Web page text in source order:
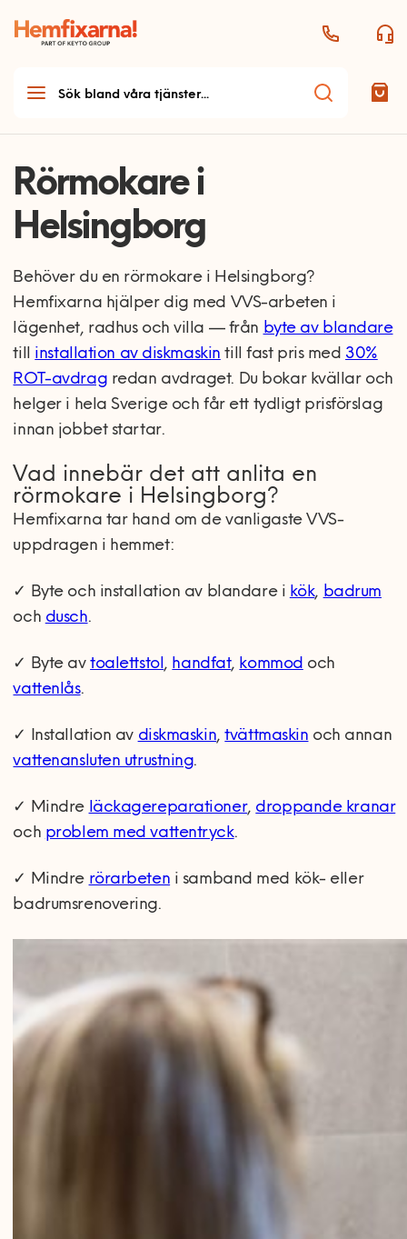
Rörmokare i
Helsingborg
Behöver du en rörmokare i Helsingborg?
Hemfixarna hjälper dig med VVS-arbeten i
lägenhet, radhus och villa — från byte av blandare
till installation av diskmaskin till fast pris med 30%
ROT-avdrag redan avdraget. Du bokar kvällar och
helger i hela Sverige och får ett tydligt prisförslag
innan jobbet startar.
Vad innebär det att anlita en
rörmokare i Helsingborg?
Hemfixarna tar hand om de vanligaste VVS-
uppdragen i hemmet:
✓ Byte och installation av blandare i kök, badrum
och dusch.
✓ Byte avtoalettstol, handfat, kommod och
vattenlås.
✓ Installation av diskmaskin,tvättmaskin och annan
vattenansluten utrustning.
✓ Mindre läckagereparationer, droppande kranar
och problem med vattentryck.
✓ Mindre rörarbeten i samband med kök- eller
badrumsrenovering.